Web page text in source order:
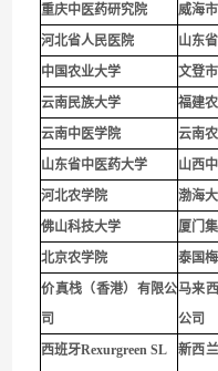
重庆中医药研究院 威海
河北省人民医院
山东
中国农业大学
文登
云南民族大学
福建
云南中医学院
云南
山东省中医药大学
山西
河北农学院
渤海
佛山科技大学
厦门
北京农学院
泰国
价真栈（香港）有限公
司
马来
公司
西班牙Rexurgreen SL
新西